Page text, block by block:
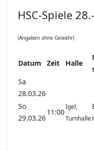
HSC-Spiele
(Angaben ohne Gewähr)
Datum Zeit Halle
Sa
28.03.26
So
29.03.26
11:00
Igel,
Turnhalle